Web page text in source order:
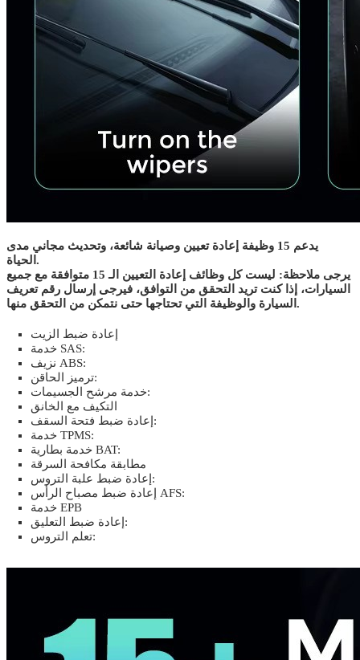
يدعم 15 وظيفة إعادة تعيين وصيانة شائعة، وتحديث مجاني مدى
الحياة.
يرجى ملاحظة: ليست كل وظائف إعادة التعيين الـ 15 متوافقة مع جميع
السيارات، إذا كنت تريد التحقق من التوافق، فيرجى إرسال رقم تعريف
السيارة والوظيفة التي تحتاجها حتى نتمكن من التحقق منها.
إعادة ضبط الزيت
خدمة SAS:
نزيف ABS:
ترميز الحاقن:
خدمة مرشح الجسيمات:
التكيف مع الخانق
إعادة ضبط فتحة السقف:
خدمة TPMS:
خدمة بطارية BAT:
مطابقة مكافحة السرقة
إعادة ضبط علبة التروس:
إعادة ضبط مصباح الرأس AFS:
خدمة EPB
إعادة ضبط التعليق:
تعلم التروس: